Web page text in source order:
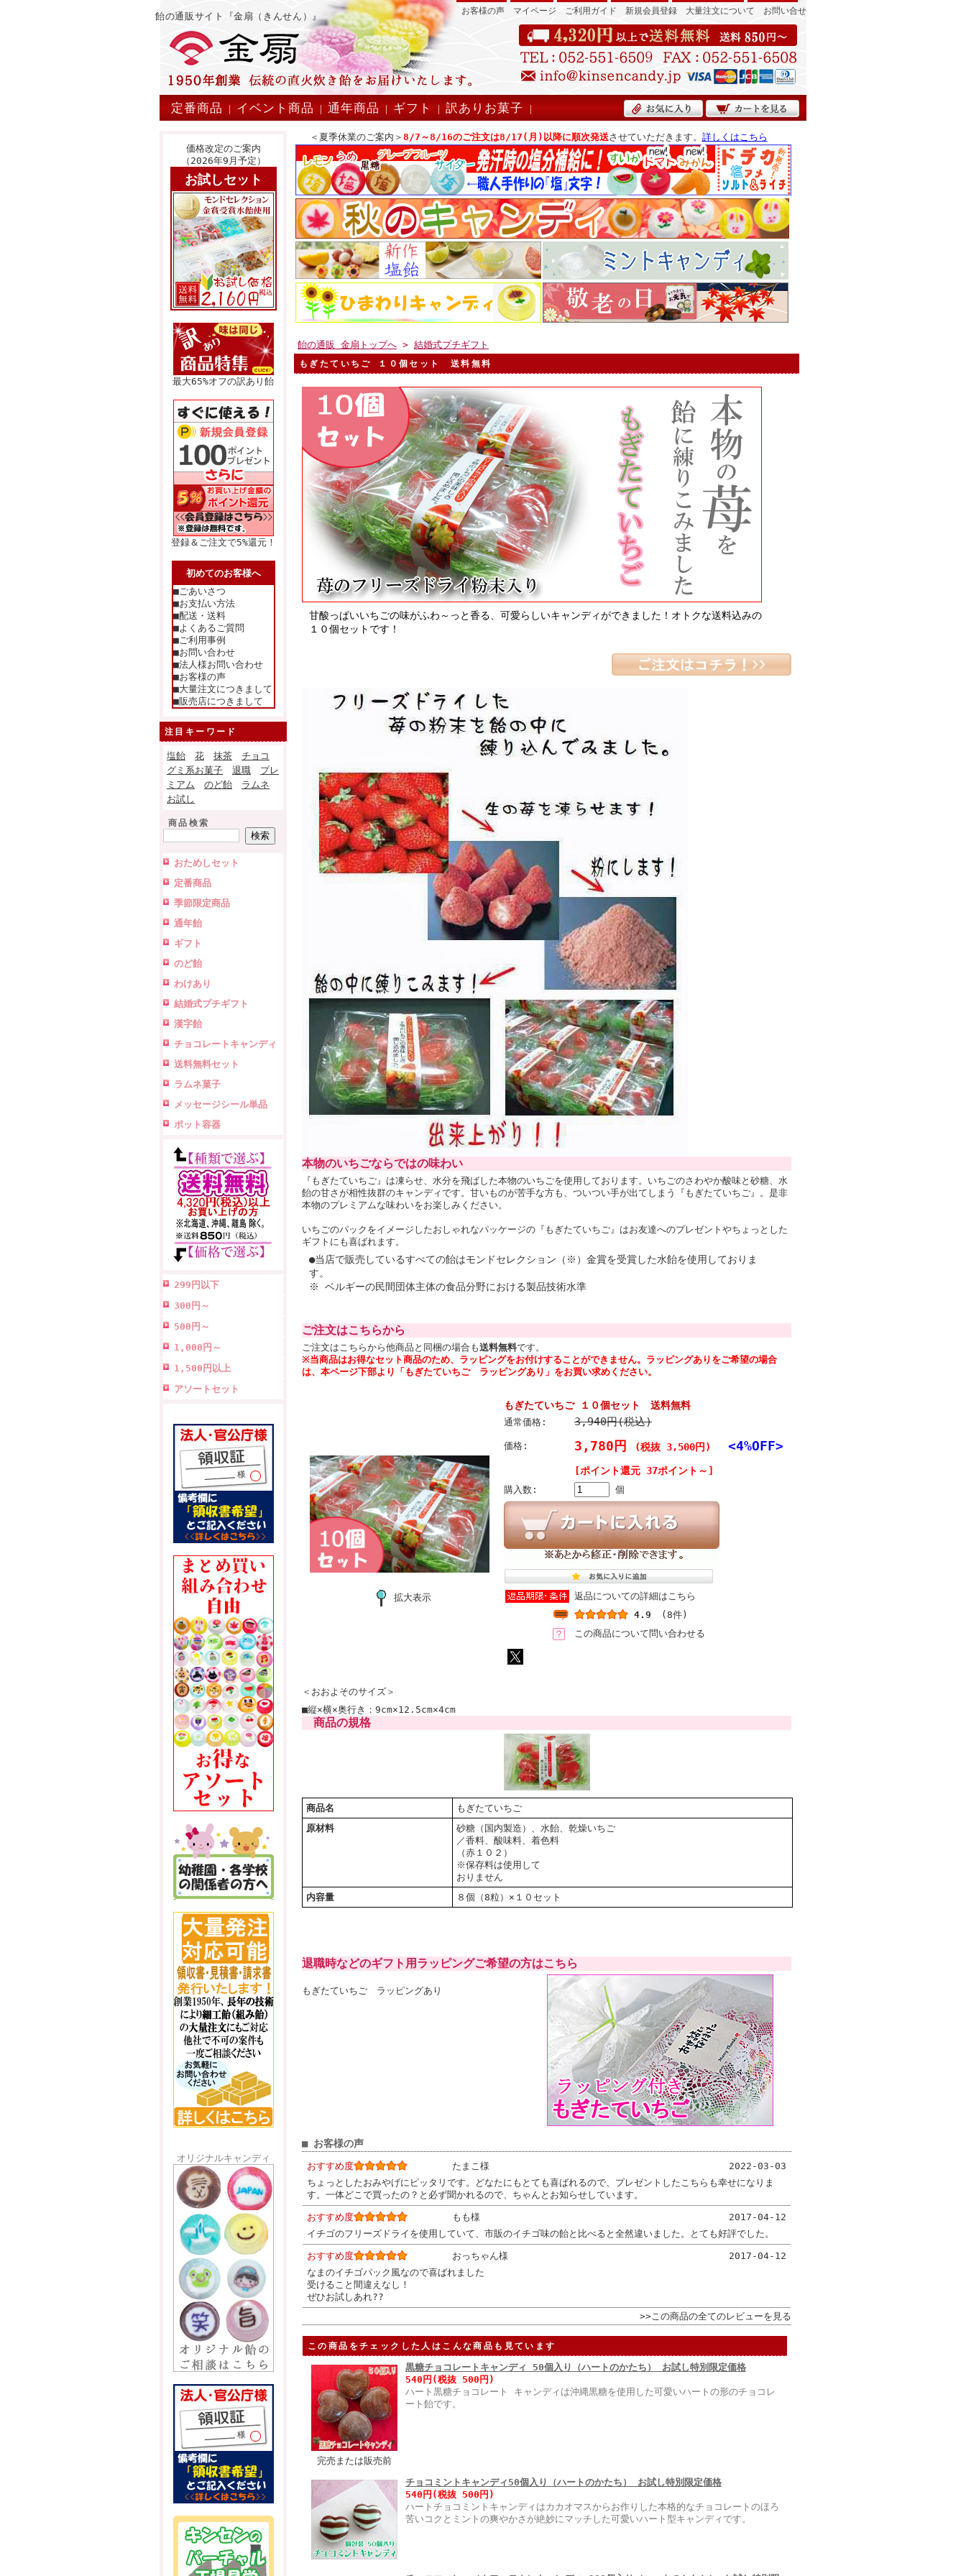
飴の通販サイト『金扇（きんせん）』
お客様の声 マイページ ご利用ガイド 新規会員登録 大量注文について お問い合せ
定番商品 | イベント商品 | 通年商品 | ギフト | 訳ありお菓子 |
価格改定のご案内
（2026年9月予定）
お試しセット
最大65%オフの訳あり飴
登録＆ご注文で5%還元！
初めてのお客様へ
■ごあいさつ
■お支払い方法
■配送・送料
■よくあるご質問
■ご利用事例
■お問い合わせ
■法人様お問い合わせ
■お客様の声
■大量注文につきまして
■販売店につきまして
注目キーワード
塩飴 花 抹茶
チョコ
グミ系お菓子
退職
プレ
ミアム
のど飴
ラムネ
お試し
商品検索
おためしセット
定番商品
季節限定商品
通年飴
ギフト
のど飴
わけあり
結婚式プチギフト
漢字飴
チョコレートキャンディ
送料無料セット
ラムネ菓子
メッセージシール単品
ポット容器
299円以下
300円～
500円～
1,000円～
1,500円以上
アソートセット
オリジナルキャンディ
＜夏季休業のご案内＞ 8/7～8/16のご注文は8/17(月)以降に順次発送させていただきます。 詳しくはこちら
飴の通販 金扇トップへ > 結婚式プチギフト
もぎたていちご １０個セット 送料無料
甘酸っぱいいちごの味がふわ～っと香る、可愛らしいキャンディができました！オトクな送料込みの
１０個セットです！
本物のいちごならではの味わい
『もぎたていちご』は凍らせ、水分を飛ばした本物のいちごを使用しております。いちごのさわやか酸味と砂糖、水
飴の甘さが相性抜群のキャンディです。甘いものが苦手な方も、ついつい手が出てしまう『もぎたていちご』。是非
本物のプレミアムな味わいをお楽しみください。
いちごのパックをイメージしたおしゃれなパッケージの『もぎたていちご』はお友達へのプレゼントやちょっとした
ギフトにも喜ばれます。
●当店で販売しているすべての飴はモンドセレクション（※）金賞を受賞した水飴を使用しておりま
す。
※ ベルギーの民間団体主体の食品分野における製品技術水準
ご注文はこちらから
ご注文はこちらから他商品と同梱の場合も送料無料です。
※当商品はお得なセット商品のため、ラッピングをお付けすることができません。ラッピングありをご希望の場合
は、本ページ下部より「もぎたていちご ラッピングあり」をお買い求めください。
拡大表示
もぎたていちご １０個セット 送料無料
通常価格: 3,940円(税込)
価格: 3,780円 (税抜 3,500円) <4%OFF>
[ポイント還元 37ポイント～]
購入数: 個
返品についての詳細はこちら
4.9
(8件)
この商品について問い合わせる
＜おおよそのサイズ＞
■縦×横×奥行き：9cm×12.5cm×4cm
商品の規格
商品名
もぎたていちご
原材料
砂糖（国内製造）、水飴、乾燥いちご
／香料、酸味料、着色料
（赤１０２）
※保存料は使用して
おりません
内容量
８個（8粒）×１０セット
退職時などのギフト用ラッピングご希望の方はこちら
もぎたていちご ラッピングあり
■ お客様の声
おすすめ度 たまこ様
2022-03-03
ちょっとしたおみやげにピッタリです。どなたにもとても喜ばれるので、プレゼントしたこちらも幸せになりま
す。一体どこで買ったの？と必ず聞かれるので、ちゃんとお知らせしています。
おすすめ度 もも様
2017-04-12
イチゴのフリーズドライを使用していて、市販のイチゴ味の飴と比べると全然違いました。とても好評でした。
おすすめ度 おっちゃん様
2017-04-12
なまのイチゴパック風なので喜ばれました
受けること間違えなし！
ぜひお試しあれ??
>>この商品の全てのレビューを見る
この商品をチェックした人はこんな商品も見ています
完売または販売前
黒糖チョコレートキャンディ 50個入り（ハートのかたち） お試し特別限定価格
540円(税抜 500円)
ハート黒糖チョコレート キャンディは沖縄黒糖を使用した可愛いハートの形のチョコレ
ート飴です。
チョコミントキャンディ50個入り（ハートのかたち） お試し特別限定価格
540円(税抜 500円)
ハートチョコミントキャンディはカカオマスからお作りした本格的なチョコレートのほろ
苦いコクとミントの爽やかさが絶妙にマッチした可愛いハート型キャンディです。